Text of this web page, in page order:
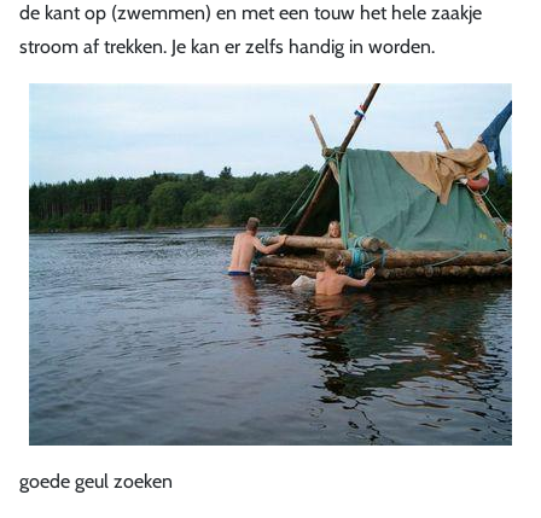
de kant op (zwemmen) en met een touw het hele zaakje
stroom af trekken. Je kan er zelfs handig in worden.
goede geul zoeken